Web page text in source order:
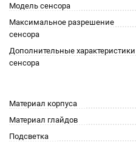
Модель сенсора
Максимальное разрешение
сенсора
Дополнительные характеристики
сенсора
Материал корпуса
Материал глайдов
Подсветка